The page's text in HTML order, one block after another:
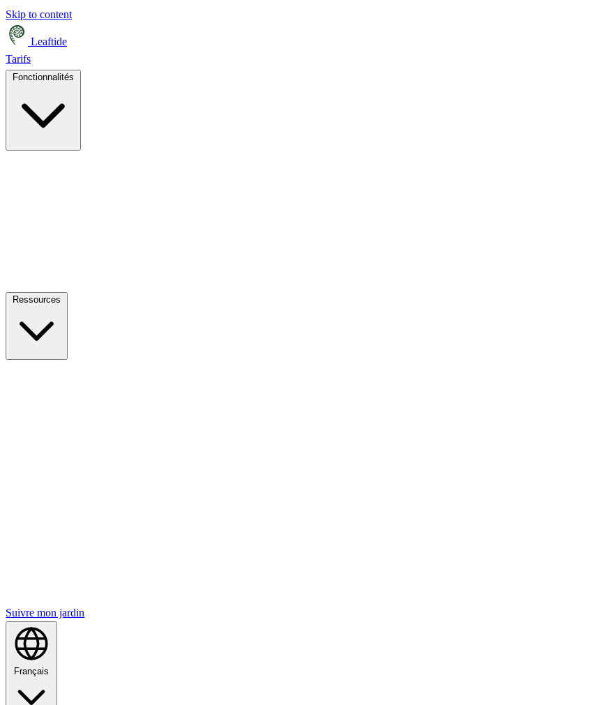
Skip to content
Leaftide
Tarifs
Suivre mon jardin
Français